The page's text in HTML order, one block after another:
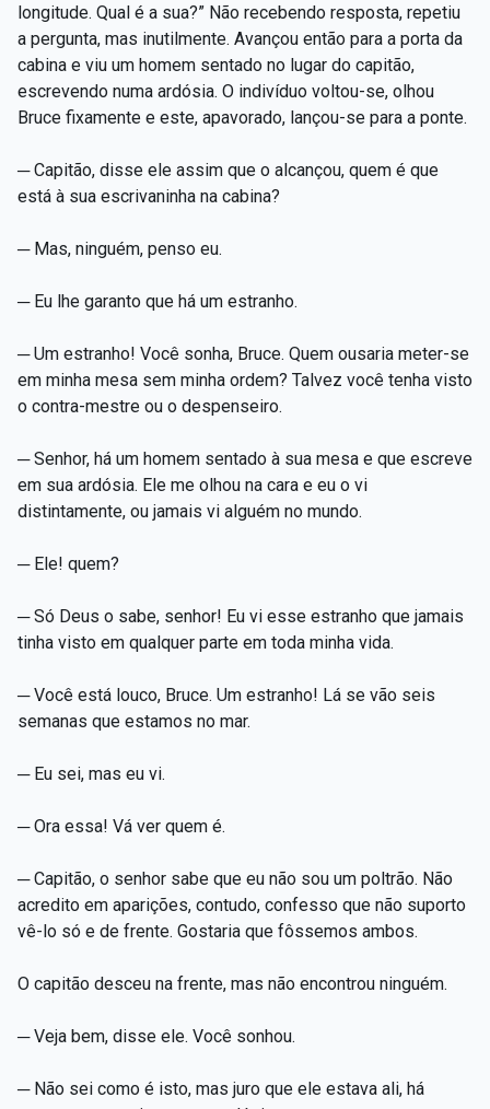
longitude. Qual é a sua?” Não recebendo resposta, repetiu
a pergunta, mas inutilmente. Avançou então para a porta da
cabina e viu um homem sentado no lugar do capitão,
escrevendo numa ardósia. O indivíduo voltou-se, olhou
Bruce fixamente e este, apavorado, lançou-se para a ponte.
─ Capitão, disse ele assim que o alcançou, quem é que
está à sua escrivaninha na cabina?
─ Mas, ninguém, penso eu.
─ Eu lhe garanto que há um estranho.
─ Um estranho! Você sonha, Bruce. Quem ousaria meter-se
em minha mesa sem minha ordem? Talvez você tenha visto
o contra-mestre ou o despenseiro.
─ Senhor, há um homem sentado à sua mesa e que escreve
em sua ardósia. Ele me olhou na cara e eu o vi
distintamente, ou jamais vi alguém no mundo.
─ Ele! quem?
─ Só Deus o sabe, senhor! Eu vi esse estranho que jamais
tinha visto em qualquer parte em toda minha vida.
─ Você está louco, Bruce. Um estranho! Lá se vão seis
semanas que estamos no mar.
─ Eu sei, mas eu vi.
─ Ora essa! Vá ver quem é.
─ Capitão, o senhor sabe que eu não sou um poltrão. Não
acredito em aparições, contudo, confesso que não suporto
vê-lo só e de frente. Gostaria que fôssemos ambos.
O capitão desceu na frente, mas não encontrou ninguém.
─ Veja bem, disse ele. Você sonhou.
─ Não sei como é isto, mas juro que ele estava ali, há